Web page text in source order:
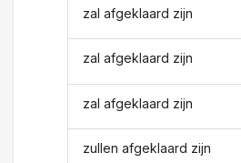
zal afgeklaard zijn
zal afgeklaard zijn
zal afgeklaard zijn
zullen afgeklaard zijn